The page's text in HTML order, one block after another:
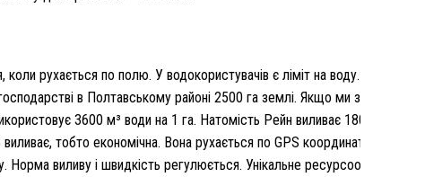
рухається по полю. У водокористувачів є ліміт на воду. Держава
в Полтавському районі 2500 га землі. Якщо ми замінимо
3600 м³ води на 1 га. Натомість Рейн виливає 1800 м³
тобто економічна. Вона рухається по GPS координатам. Водій
Норма виливу і швидкість регулюється. Унікальне ресурсоощадне